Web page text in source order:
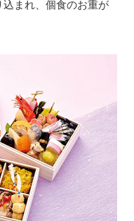
まれ、個食のお重が